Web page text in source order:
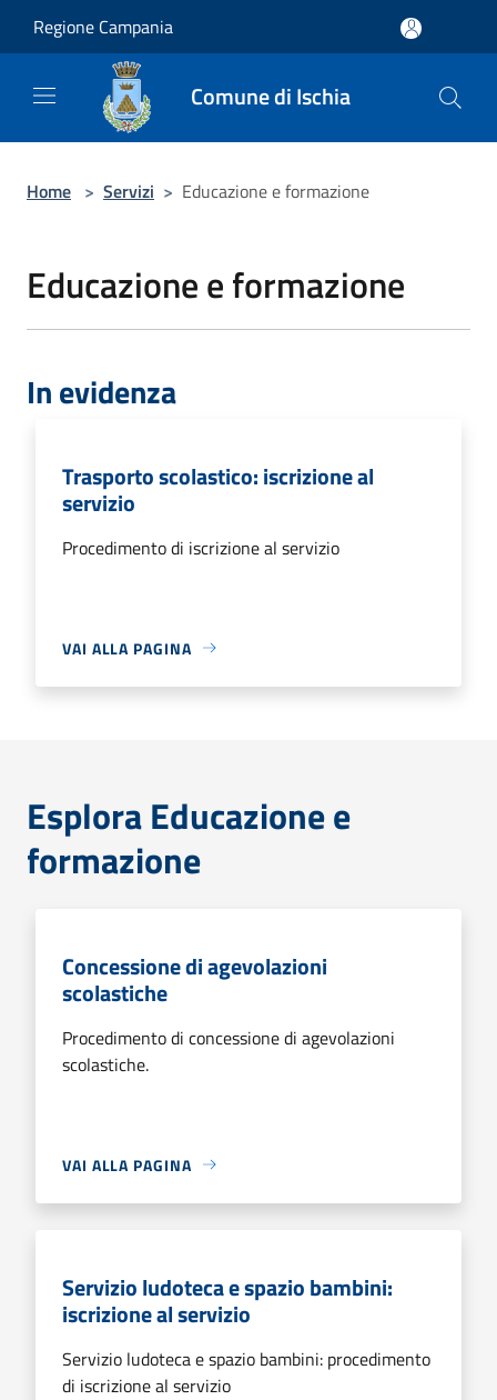
Regione Campania
Comune di Ischia
Home > Servizi > Educazione e formazione
Educazione e formazione
In evidenza
Trasporto scolastico: iscrizione al
servizio
Procedimento di iscrizione al servizio
VAI ALLA PAGINA
Esplora Educazione e
formazione
Concessione di agevolazioni
scolastiche
Procedimento di concessione di agevolazioni
scolastiche.
VAI ALLA PAGINA
Servizio ludoteca e spazio bambini:
iscrizione al servizio
Servizio ludoteca e spazio bambini: procedimento
di iscrizione al servizio